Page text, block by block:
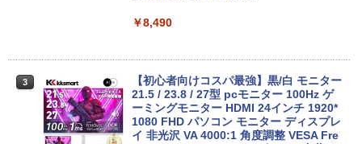
安い 激安 在宅勤務
Win11搭載 ノートパソコン 超小型ノート
PC Office付き【Windows11搭載】タッ
チパネル付き/ ウェブカメラ付き/ テレ
crosoft office 第8世代以降｜セット購入
￥34,800
中古パソコン 一体型 NEC LAVIE Home
All-in-one PC-HA570RAW-2 Windows1
￥8,490
3
【初心者向けコスパ最強】黒/白 モニター
21.5 / 23.8 / 27型 pcモニター 100Hz ゲ
ーミングモニター HDMI 24インチ 1920*
1080 FHD パソコン モニター ディスプレ
イ 非光沢 VA 4000:1 角度調整 VESA Fre